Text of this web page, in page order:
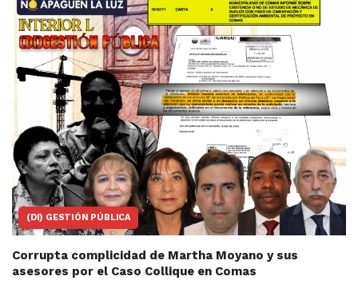
(DI) GESTIÓN PÚBLICA
Corrupta complicidad de Martha Moyano y sus
asesores por el Caso Collique en Comas